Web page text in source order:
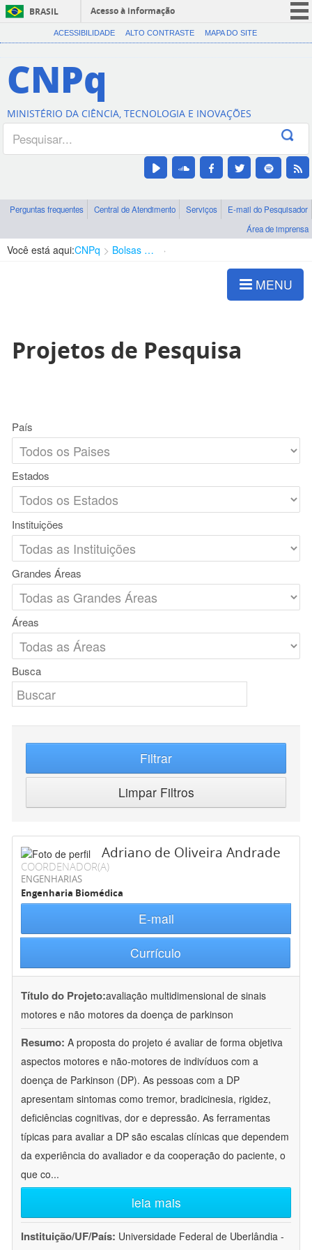
BRASIL
Acesso à informação
CORONAVÍRUS (COVID-19)
Canais
ACESSIBILIDADE ALTO CONTRASTE MAPA DO SITE
CNPq
MINISTÉRIO DA CIÊNCIA, TECNOLOGIA E INOVAÇÕES
Perguntas frequentes Central de Atendimento Serviços
E-mail do Pesquisador
Área de imprensa
Você está aqui:CNPq Bolsas e Auxílios Vigentes
MENU
Projetos de Pesquisa
País
Estados
Instituições
Grandes Áreas
Áreas
Busca
Filtrar
Limpar Filtros
Adriano de Oliveira Andrade
COORDENADOR(A)
ENGENHARIAS
Engenharia Biomédica
E-mail
Currículo
Título do Projeto:avaliação multidimensional de sinais
motores e não motores da doença de parkinson
Resumo: A proposta do projeto é avaliar de forma objetiva
aspectos motores e não-motores de indivíduos com a
doença de Parkinson (DP). As pessoas com a DP
apresentam sintomas como tremor, bradicinesia, rigidez,
deficiências cognitivas, dor e depressão. As ferramentas
típicas para avaliar a DP são escalas clínicas que dependem
da experiência do avaliador e da cooperação do paciente, o
que co...
leia mais
Instituição/UF/País: Universidade Federal de Uberlândia -